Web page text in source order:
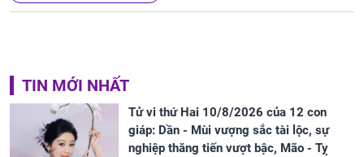
TIN MỚI NHẤT
Tử vi thứ Hai 10/8/2026 của 12 con
giáp: Dần - Mùi vượng sắc tài lộc, sự
nghiệp thăng tiến vượt bậc, Mão - Tỵ